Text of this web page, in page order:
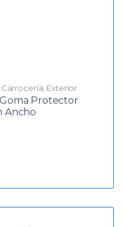
Carrocería Exterior
Protector
Ancho